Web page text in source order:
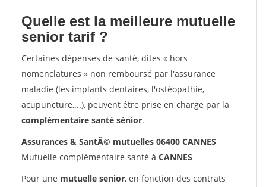
Quelle est la meilleure mutuelle
senior tarif ?
Certaines dépenses de santé, dites « hors
nomenclatures » non remboursé par l'assurance
maladie (les implants dentaires, l'ostéopathie,
acupuncture,...), peuvent être prise en charge par la
complémentaire santé sénior.
Assurances & SantÃ© mutuelles 06400 CANNES
Mutuelle complémentaire santé à CANNES
Pour une mutuelle senior, en fonction des contrats